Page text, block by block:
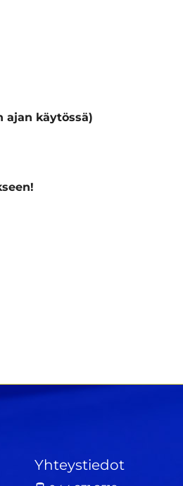
ajan käytössä)
Yhteystiedot